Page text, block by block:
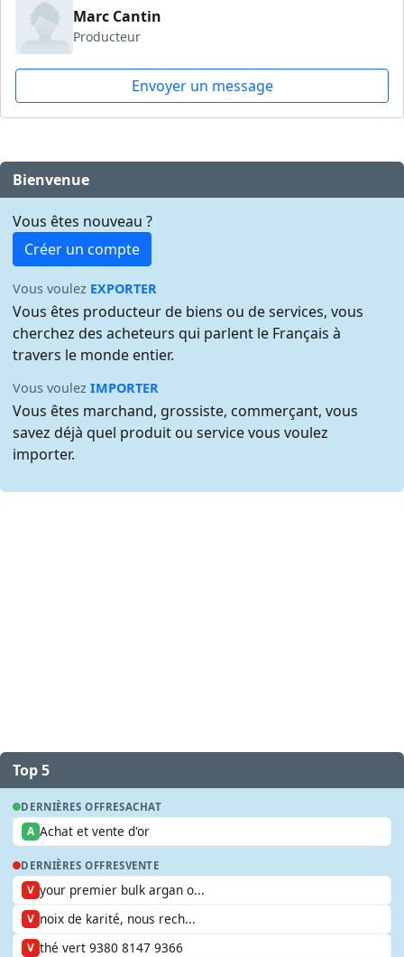
Marc Cantin
Producteur
Envoyer un message
Bienvenue
Vous êtes nouveau ?
Créer un compte
Vous voulez EXPORTER
Vous êtes producteur de biens ou de services, vous
cherchez des acheteurs qui parlent le Français à
travers le monde entier.
Vous voulezIMPORTER
Vous êtes marchand, grossiste, commerçant, vous
savez déjà quel produit ou service vous voulez
importer.
Top 5
DERNIÈRES OFFRESACHAT
A Achat et vente d'or
DERNIÈRES OFFRESVENTE
V your premier bulk argan o...
V noix de karité, nous rech...
V thé vert 9380 8147 9366